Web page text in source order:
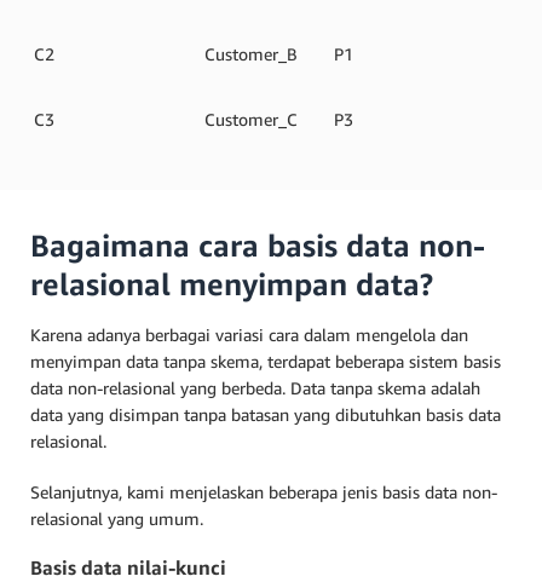
C2 Customer_B P1
C3 Customer_C P3
Bagaimana cara basis data non-
relasional menyimpan data?
Karena adanya berbagai variasi cara dalam mengelola dan
menyimpan data tanpa skema, terdapat beberapa sistem basis
data non-relasional yang berbeda. Data tanpa skema adalah
data yang disimpan tanpa batasan yang dibutuhkan basis data
relasional.
Selanjutnya, kami menjelaskan beberapa jenis basis data non-
relasional yang umum.
Basis data nilai-kunci